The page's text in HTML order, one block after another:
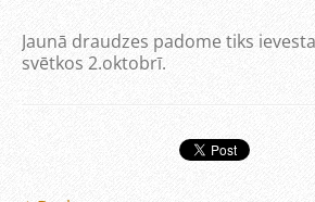
Jaunā draudzes padome tiks
svētkos 2.oktobrī.